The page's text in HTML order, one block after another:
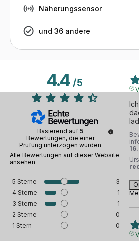
Näherungssensor
und 36 andere
4.4/5
Basierend auf 5
Bewertungen, die einer
Prüfung unterzogen wurden
Alle Bewertungen auf dieser Website
ansehen
5 Sterne
3
4 Sterne
1
3 Sterne
1
2 Sterne
0
1 Stern 0